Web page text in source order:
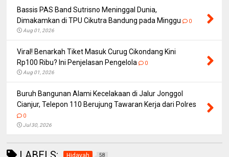
Bassis PAS Band Sutrisno Meninggal Dunia,
Dimakamkan di TPU Cikutra Bandung pada Minggu
0
Aug 01, 2026
Viral! Benarkah Tiket Masuk Curug Cikondang Kini
Rp100 Ribu? Ini Penjelasan Pengelola
0
Aug 01, 2026
Buruh Bangunan Alami Kecelakaan di Jalur Jonggol
Cianjur, Telepon 110 Berujung Tawaran Kerja dari Polres
0
Jul 30, 2026
58